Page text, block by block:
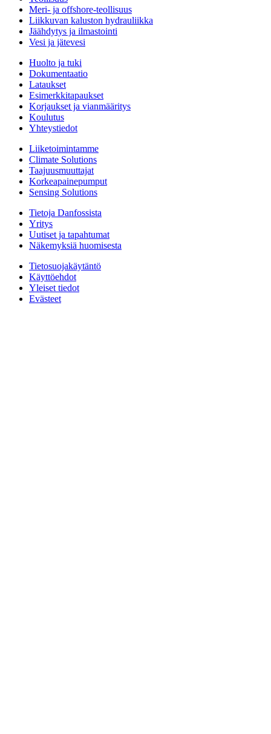
Meri- ja offshore-teollisuus
Liikkuvan kaluston hydrauliikka
Jäähdytys ja ilmastointi
Vesi ja jätevesi
Huolto ja tuki
Dokumentaatio
Lataukset
Esimerkkitapaukset
Korjaukset ja vianmääritys
Koulutus
Yhteystiedot
Liiketoimintamme
Climate Solutions
Taajuusmuuttajat
Korkeapainepumput
Sensing Solutions
Tietoja Danfossista
Yritys
Uutiset ja tapahtumat
Näkemyksiä huomisesta
Tietosuojakäytäntö
Käyttöehdot
Yleiset tiedot
Evästeet